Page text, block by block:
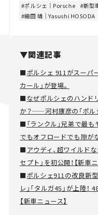
ポルシェ｜Porsche 新型
細田 靖｜Yasushi HOSODA
▼関連記事
■ポルシェ 911がスーパ
カール」が登場。
■なぜポルシェのハンド
か？——河村康彦の「ポル
■ 「ランクル」兄弟で最
でもオフロードでも隙が
■アウディ、超ワイルド
セプト」を初公開！【新車
■ポルシェ911の改良新
レ」「タルガ4S」が上陸
【新車ニュース】